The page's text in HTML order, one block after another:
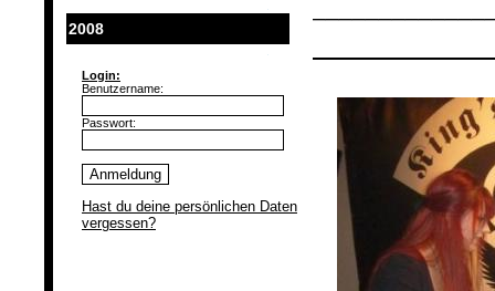
2008
Login:
Benutzername:
Passwort:
Hast du deine persönlichen Daten
vergessen?